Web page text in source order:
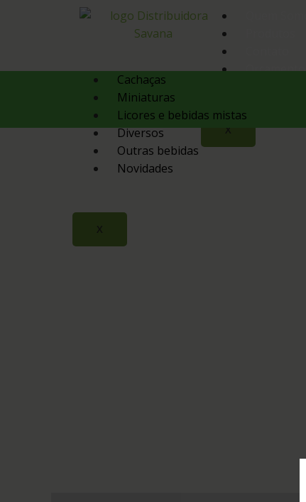
Orçamento
X
Cachaças
Miniaturas
Licores e bebidas mistas
Diversos
Outras bebidas
Novidades
X